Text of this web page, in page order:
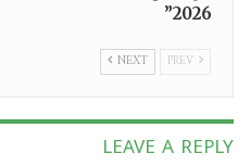
2026”
NEXT
LEAVE A REPLY